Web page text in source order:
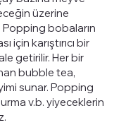
üzerine
bobaların
karıştırıcı bir
getirilir. Her bir
bubble tea,
sunar. Popping
v.b. yiyeceklerin